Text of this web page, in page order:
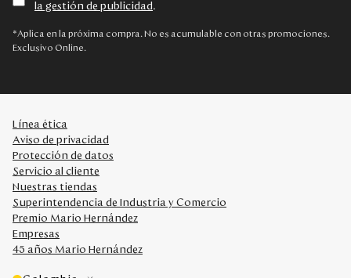
la gestión de publicidad .
*Aplica en la próxima compra. No es acumulable con otras promociones.
Exclusivo Online.
Línea ética
Aviso de privacidad
Protección de datos
Servicio al cliente
Nuestras tiendas
Superintendencia de Industria y Comercio
Premio Mario Hernández
Empresas
45 años Mario Hernández